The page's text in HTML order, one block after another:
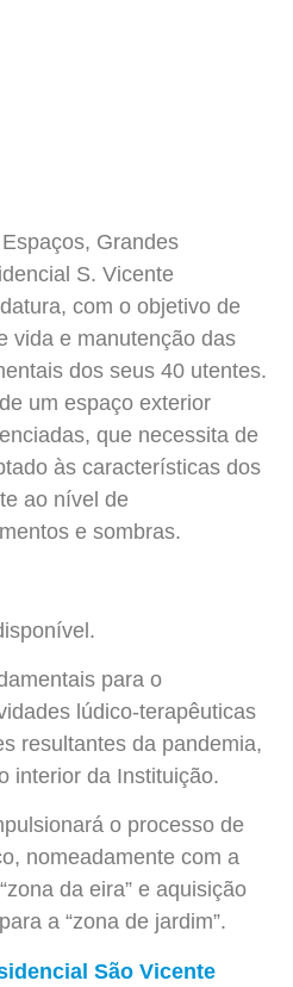
Grandes
S. Vicente
com o objetivo de
vida e manutenção das
dos seus 40 utentes.
um espaço exterior
que necessita de
às características dos
ao nível de
e sombras.
para o
lúdico-terapêuticas
resultantes da pandemia,
interior da Instituição.
o processo de
nomeadamente com a
da eira” e aquisição
a “zona de jardim”.
São Vicente